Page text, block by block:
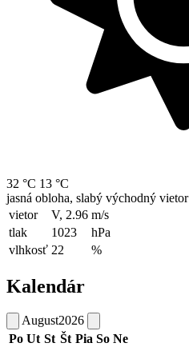
32 °C 13 °C
jasná obloha, slabý východný vietor
vietor
V, 2.96 m/s
tlak
1023
hPa
vlhkosť 22 %
Kalendár
August2026
Po Ut St Št Pia So Ne